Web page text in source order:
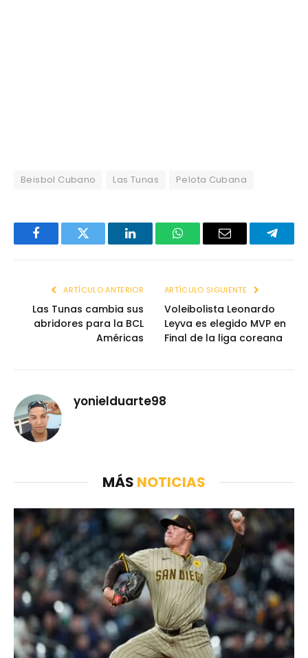
Beisbol Cubano Las Tunas Pelota Cubana
FacebookTwitter LinkedInWhatsAppEmail
ARTÍCULO ANTERIOR
Las Tunas cambia sus
abridores para la BCL
Américas
ARTÍCULO SIGUIENTE
Voleibolista Leonardo
Leyva es elegido MVP en
Final de la liga coreana
yonielduarte98
MÁS NOTICIAS